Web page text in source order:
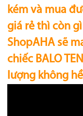
kém và mua
giá rẻ thì còn
ShopAHA sẽ
chiếc BALO
lượng không